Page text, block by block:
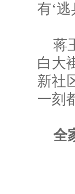
有‘逃
蒋
白大
新社
一刻
全